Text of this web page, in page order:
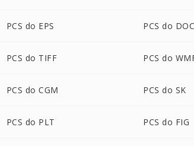
PCS do EPS PCS do
PCS do TIFF PCS do
PCS do CGM PCS do SK
PCS do PLT PCS do FIG